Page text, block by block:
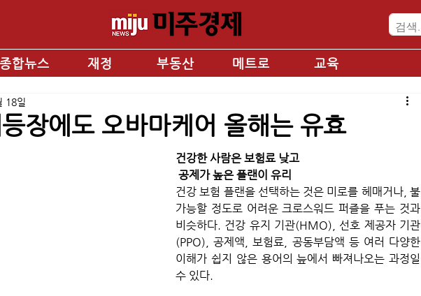
종합뉴스 재정 부동산 메트로 교육
장에도 오바마케어 올해는 유효
18일
건강한 사람은 보험료 낮고
공제가 높은 플랜이 유리
건강 보험 플랜을 선택하는 것은 미로를 헤매거나, 불
가능할 정도로 어려운 크로스워드 퍼즐을 푸는 것과
비슷하다. 건강 유지 기관(HMO), 선호 제공자 기관
(PPO), 공제액, 보험료, 공동부담액 등 여러 다양한
이해가 쉽지 않은 용어의 늪에서 빠져나오는 과정일
수 있다.